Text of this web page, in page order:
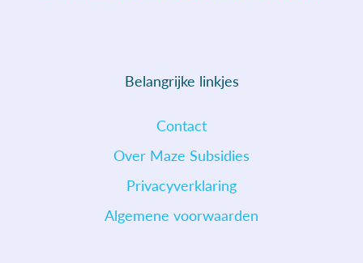
Belangrijke linkjes
Contact
Over Maze Subsidies